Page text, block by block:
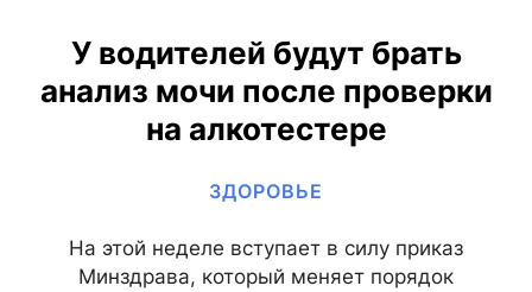
У водителей будут брать
анализ мочи после проверки
на алкотестере
ЗДОРОВЬЕ
На этой неделе вступает в силу приказ
Минздрава, который меняет порядок